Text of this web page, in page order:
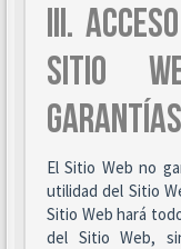
III.
SITIO
El Sitio Web no
utilidad del Sitio
Sitio Web hará
del Sitio Web,